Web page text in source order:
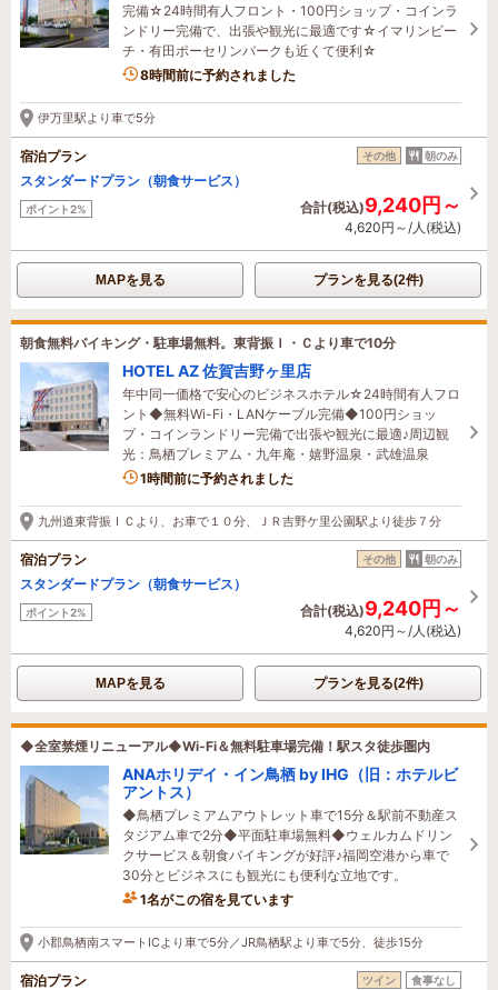
完備☆24時間有人フロント・100円ショップ・コインラ
ンドリー完備で、出張や観光に最適です☆イマリンビー
チ・有田ポーセリンパークも近くて便利☆
8時間前に予約されました
伊万里駅より車で5分
宿泊プラン その他 朝のみ
スタンダードプラン（朝食サービス）
ポイント2% 合計(税込)9,240円～
4,620円～/人(税込)
MAPを見る プランを見る(2件)
朝食無料バイキング・駐車場無料。東背振Ｉ・Ｃより車で10分
HOTEL AZ 佐賀吉野ヶ里店
年中同一価格で安心のビジネスホテル☆24時間有人フロ
ント◆無料Wi-Fi・LANケーブル完備◆100円ショッ
プ・コインランドリー完備で出張や観光に最適♪周辺観
光：鳥栖プレミアム・九年庵・嬉野温泉・武雄温泉
1時間前に予約されました
九州道東背振ＩＣより、お車で１０分、ＪＲ吉野ケ里公園駅より徒歩７分
宿泊プラン その他 朝のみ
スタンダードプラン（朝食サービス）
ポイント2% 合計(税込)9,240円～
4,620円～/人(税込)
MAPを見る プランを見る(2件)
◆全室禁煙リニューアル◆Wi-Fi＆無料駐車場完備！駅スタ徒歩圏内
ANAホリデイ・イン鳥栖 by IHG（旧：ホテルビ
アントス）
◆鳥栖プレミアムアウトレット車で15分＆駅前不動産ス
タジアム車で2分◆平面駐車場無料◆ウェルカムドリン
クサービス＆朝食バイキングが好評♪福岡空港から車で
30分とビジネスにも観光にも便利な立地です。
1名がこの宿を見ています
たった今予約されました
小郡鳥栖南スマートICより車で5分／JR鳥栖駅より車で5分、徒歩15分
宿泊プラン ツイン 食事なし